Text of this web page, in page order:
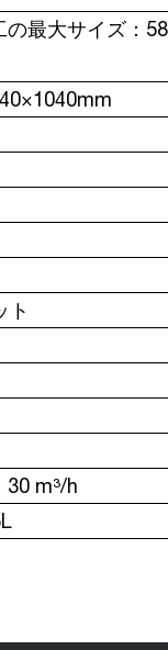
の最大サイズ：
ト
30 m³/h